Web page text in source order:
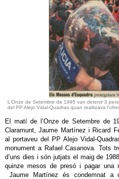
L'Onze de Setembre de 1995 van detenir 3
del PP Alejo Vidal-Quadras quan realitzava
El matí de l’Onze de Setembre de
Claramunt, Jaume Martínez i Ricard
al portaveu del PP Alejo Vidal-
monument a Rafael Casanova. Tots
d’uns dies i són jutjats el maig de
quinze mesos de presó i pagar una
Jaume Martínez és condemnat a